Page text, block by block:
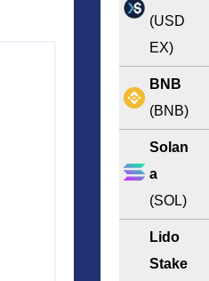
(USD
EX)
BNB
(BNB)
Solan
a
(SOL)
Lido
Stake